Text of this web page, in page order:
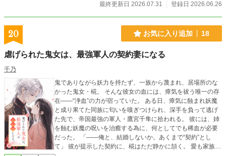
最終更新日 2026.07.31
登録日 2026.06.26
20 お気に入り追加 18
虐げられた鬼女は、最強軍人の契約妻になる
千乃
鬼でありながら妖力を持たず、一族から蔑まれ、居場所のな
かった鬼女・椛。 そんな彼女の血には、瘴気を祓う唯一の存
在――“浄血”の力が宿っていた。 ある日、瘴気に蝕まれ妖魔
と成り果てた同族に匂いを嗅ぎつけられ、深手を負って逃げ
た先で、帝国最強の軍人・鷹宮千隼に拾われる。 彼には、姉
を蝕む妖魔の呪いを治癒する為に、何としてでも稀血が必要
だった。 「――俺と、結婚しないか。あくまで“契約”とし
て」 彼が提示した契約に、椛はただ静かに頷く。 愛も家族も